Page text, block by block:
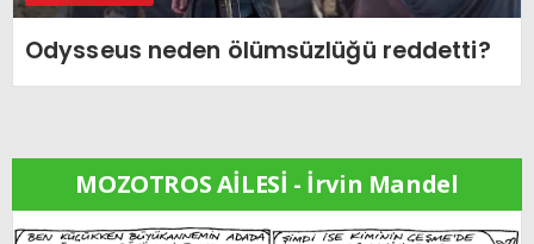
Odysseus neden ölümsüzlüğü reddetti?
MOZOTROS AİLESİ - İrvin Mandel